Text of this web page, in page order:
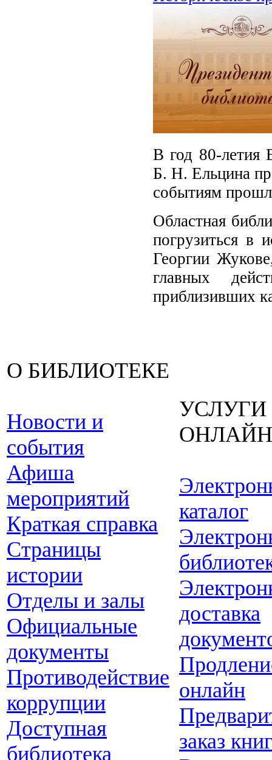
В год 80-летия
Б. Н. Ельцина
событиям
Областная
погрузиться в
Георгии
главных
приблизивших
О БИБЛИОТЕКЕ
Новости и
события
Афиша
мероприятий
Краткая справка
Страницы
истории
Отделы и залы
Официальные
документы
Противодействие
коррупции
Доступная
библиотека
УСЛУГИ
ОНЛАЙН
каталог
доставка
онлайн
заказ